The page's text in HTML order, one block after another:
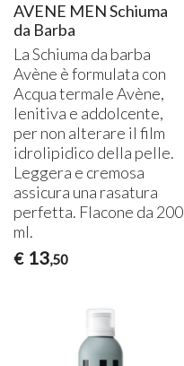
AVENE MEN Schiuma
da Barba
La Schiuma da barba
Avène è formulata con
Acqua termale Avène,
lenitiva e addolcente,
per non alterare il film
idrolipidico della pelle.
Leggera e cremosa
assicura una rasatura
perfetta. Flacone da 200
ml.
€ 13,50